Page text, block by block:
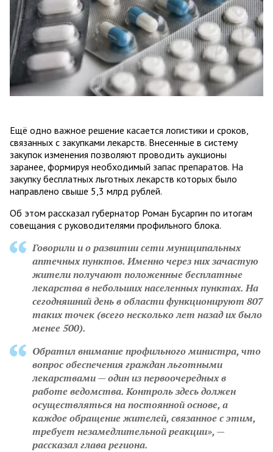
Ещё одно важное решение касается логистики и сроков,
связанных с закупками лекарств. Внесенные в систему
закупок изменения позволяют проводить аукционы
заранее, формируя необходимый запас препаратов. На
закупку бесплатных льготных лекарств которых было
направлено свыше 5,3 млрд рублей.
Об этом рассказал губернатор Роман Бусаргин по итогам
совещания с руководителями профильного блока.
Говорили и о развитии сети муниципальных
аптечных пунктов. Именно через них зачастую
жители получают положенные бесплатные
лекарства в небольших населенных пунктах. На
сегодняшний день в области функционируют 807
таких точек (всего несколько лет назад их было
менее 500).
Обратил внимание профильного министра, что
вопрос обеспечения граждан льготными
лекарствами — один из первоочередных в
работе ведомства. Контроль здесь должен
осуществляться на постоянной основе, а
каждое обращение жителей, связанное с этим,
требует незамедлительной реакции», —
рассказал глава региона.